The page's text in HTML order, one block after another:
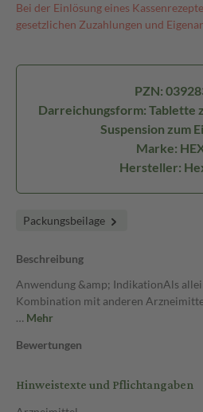
Bei der Einlösung eines
gesetzlichen Zuzahlungen und
PZN:
Darreichungsform: Tablette
Suspension zum
Marke:
Hersteller:
Packungsbeilage
Beschreibung
Anwendung &amp; IndikationAls
Kombination mit anderen
… Mehr
Bewertungen
Hinweistexte und Pflichtangaben